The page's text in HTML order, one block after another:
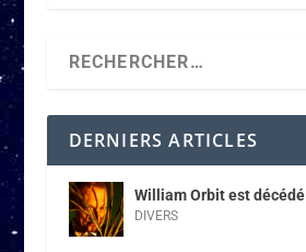
DERNIERS ARTICLES
William Orbit est décédé
DIVERS